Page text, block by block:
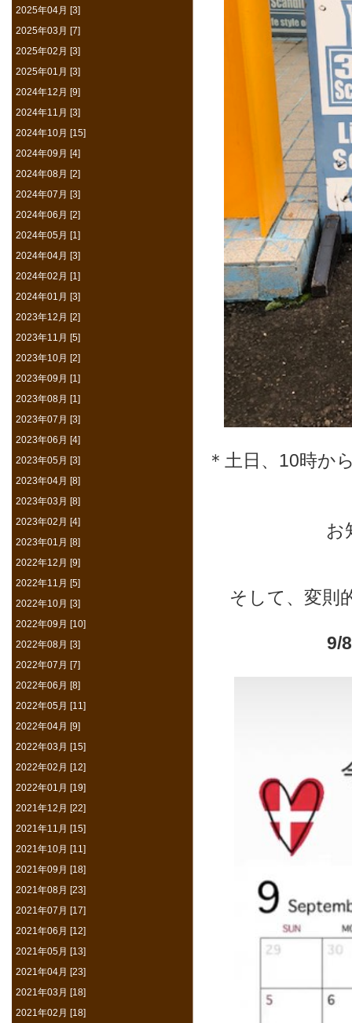
＊土日、10時か
お
そして、変則
9/
2025年04月 [3]
2025年03月 [7]
2025年02月 [3]
2025年01月 [3]
2024年12月 [9]
2024年11月 [3]
2024年10月 [15]
2024年09月 [4]
2024年08月 [2]
2024年07月 [3]
2024年06月 [2]
2024年05月 [1]
2024年04月 [3]
2024年02月 [1]
2024年01月 [3]
2023年12月 [2]
2023年11月 [5]
2023年10月 [2]
2023年09月 [1]
2023年08月 [1]
2023年07月 [3]
2023年06月 [4]
2023年05月 [3]
2023年04月 [8]
2023年03月 [8]
2023年02月 [4]
2023年01月 [8]
2022年12月 [9]
2022年11月 [5]
2022年10月 [3]
2022年09月 [10]
2022年08月 [3]
2022年07月 [7]
2022年06月 [8]
2022年05月 [11]
2022年04月 [9]
2022年03月 [15]
2022年02月 [12]
2022年01月 [19]
2021年12月 [22]
2021年11月 [15]
2021年10月 [11]
2021年09月 [18]
2021年08月 [23]
2021年07月 [17]
2021年06月 [12]
2021年05月 [13]
2021年04月 [23]
2021年03月 [18]
2021年02月 [18]